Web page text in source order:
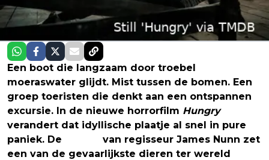
Een boot die langzaam door troebel
moeraswater glijdt. Mist tussen de bomen. Een
groep toeristen die denkt aan een ontspannen
excursie. In de nieuwe horrorfilm Hungry
verandert dat idyllische plaatje al snel in pure
paniek. De
van regisseur James Nunn zet
een van de gevaarlijkste dieren ter wereld